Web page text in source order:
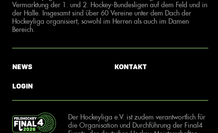
Vermarktung der 1. und 2. Hockey-Bundesligen auf dem Feld und in
der Halle. Insgesamt sind über 60 Vereine unter dem Dach der
Hockeyliga organisiert, sowohl im Herren als auch im Damen
Bereich.
News
Login
Kontakt
Der Hockeyliga e.V. ist zudem verantwortlich für
die Organisation und Durchführung der Final4